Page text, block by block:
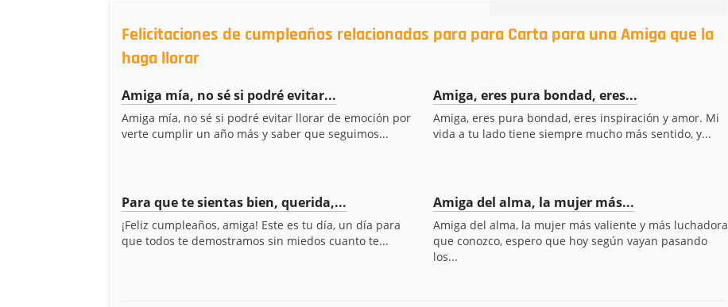
Felicitaciones de cumpleaños relacionadas para para Carta para una Amiga que la
haga llorar
Amiga mía, no sé si podré evitar...
Amiga mía, no sé si podré evitar llorar de emoción por
verte cumplir un año más y saber que seguimos...
Amiga, eres pura bondad, eres...
Amiga, eres pura bondad, eres inspiración y amor. Mi
vida a tu lado tiene siempre mucho más sentido, y...
Para que te sientas bien, querida,...
¡Feliz cumpleaños, amiga! Este es tu día, un día para
que todos te demostramos sin miedos cuanto te...
Amiga del alma, la mujer más...
Amiga del alma, la mujer más valiente y más luchadora
que conozco, espero que hoy según vayan pasando
los...